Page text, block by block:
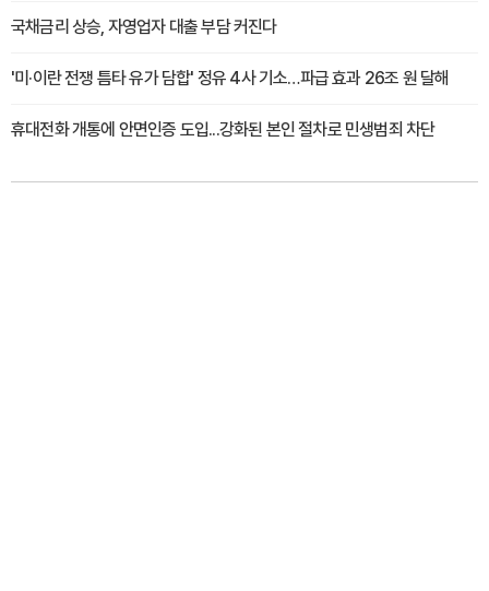
국채금리 상승, 자영업자 대출 부담 커진다
'미·이란 전쟁 틈타 유가 담합' 정유 4사 기소…파급 효과 26조 원 달해
휴대전화 개통에 안면인증 도입...강화된 본인 절차로 민생범죄 차단